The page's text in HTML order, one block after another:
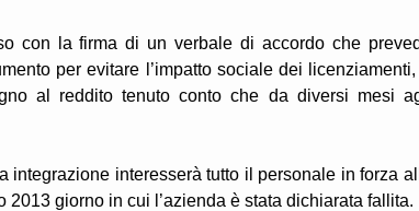
con la firma di un verbale di accordo che
per evitare l’impatto sociale dei
al reddito tenuto conto che da diversi mesi
integrazione interesserà tutto il personale in forza
2013 giorno in cui l’azienda è stata dichiarata fallita.